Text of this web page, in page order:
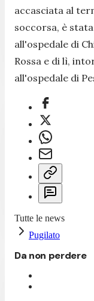
accasciata al
soccorsa, è
all'ospedale di
Rossa e di lì,
all'ospedale di
Tutte le news
Pugilato
Da non perdere